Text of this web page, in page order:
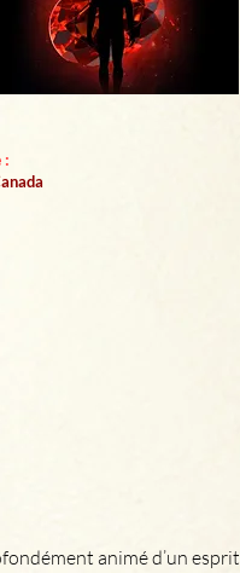
:
animé d’un esprit